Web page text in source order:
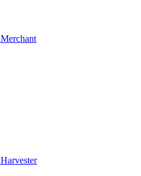
Merchant
Harvester